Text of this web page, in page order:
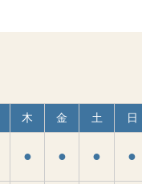
木 金 土 日
● ● ● ●